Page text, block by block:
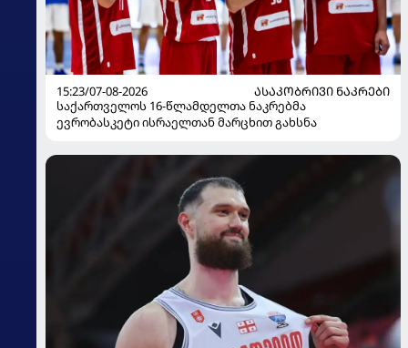
15:23/07-08-2026
ᲐᲡᲐᲙᲝᲑᲠᲘᲕᲘ ᲜᲐᲙᲠᲔᲑᲘ
საქართველოს 16-წლამდელთა ნაკრებმა
ევრობასკეტი ისრაელთან მარცხით გახსნა